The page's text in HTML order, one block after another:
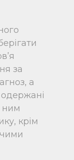
за
а
одержані
ним
крім